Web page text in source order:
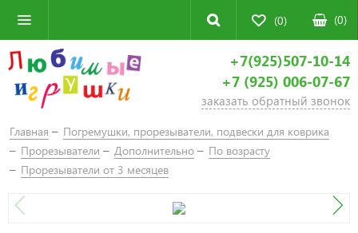
(0) (0)
+7(925)507-10-14
+7 (925) 006-07-67
заказать обратный звонок
Главная
Погремушки, прорезыватели, подвески для коврика
Прорезыватели
Дополнительно
По возрасту
Прорезыватели от 3 месяцев